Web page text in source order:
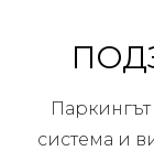
система и